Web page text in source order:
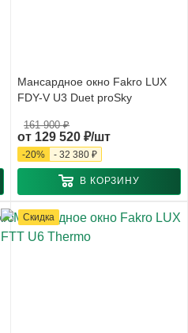
Мансардное окно Fakro LUX
FDY-V U3 Duet proSky
от 129 520 ₽/шт
161 900 ₽
-20% - 32 380 ₽
В КОРЗИНУ
Скидка